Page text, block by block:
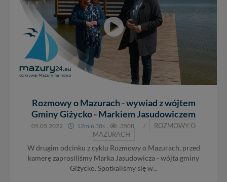
Rozmowy o Mazurach - wywiad z wójtem
Gminy Giżycko - Markiem Jasudowiczem
05.05.2022 12min 38s 3508 /
ROZMOWY O
MAZURACH
W drugim odcinku z cyklu Rozmowy o Mazurach, przed
kamerę zaprosiliśmy Marka Jasudowicza - wójta gminy
Giżycko. Spotkaliśmy się w...